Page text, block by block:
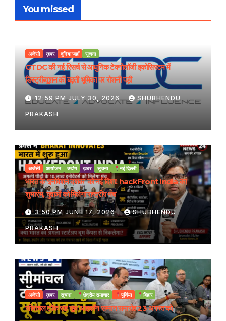
You missed
अजेंसी ख़बर दुनिया जहाँ सूचना
GTDC की नई रिसर्च से आधुनिक टेक्नोलॉजी इकोसिस्टम में
डिस्ट्रीब्यूशन की बढ़ती भूमिका पर रोशनी पड़ी
12:59 PM JULY 30, 2026 SHUBHENDU
PRAKASH
अजेंसी आयोजन उद्योग ख़बर सूचना नई दिल्ली
भारत के ‘इनोवेशन दशक’ को नई दिशा: hackFront India का
शुभारंभ, युवाओं को मिलेगा राष्ट्रीय मंच
3:50 PM JUNE 17, 2026 SHUBHENDU
PRAKASH
अजेंसी ख़बर सूचना क्षेत्रीय समाचार पूर्णिया बिहार
सीमांचल टॉक सह यूथ आइकॉन सम्मान समारोह 23 अगस्त को